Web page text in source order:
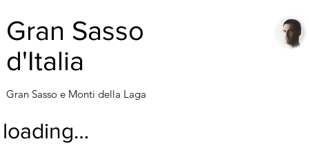
loading…
Gran Sasso e Monti della Laga
Gran Sasso
d'Italia